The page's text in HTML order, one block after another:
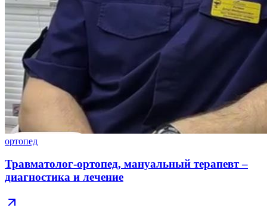
ортопед
Травматолог-ортопед, мануальный терапевт –
диагностика и лечение